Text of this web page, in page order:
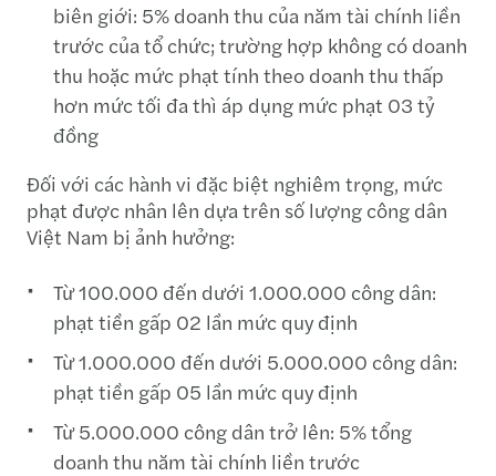
biên giới: 5% doanh thu của năm tài chính liền
trước của tổ chức; trường hợp không có doanh
thu hoặc mức phạt tính theo doanh thu thấp
hơn mức tối đa thì áp dụng mức phạt 03 tỷ
đồng
Đối với các hành vi đặc biệt nghiêm trọng, mức
phạt được nhân lên dựa trên số lượng công dân
Việt Nam bị ảnh hưởng:
Từ 100.000 đến dưới 1.000.000 công dân:
phạt tiền gấp 02 lần mức quy định
Từ 1.000.000 đến dưới 5.000.000 công dân:
phạt tiền gấp 05 lần mức quy định
Từ 5.000.000 công dân trở lên: 5% tổng
doanh thu năm tài chính liền trước